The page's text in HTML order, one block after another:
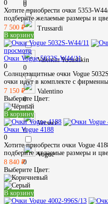
0
Trussardi
0
Valentin Yudashkin
0
Valentino
0
Versace
0
Vogue
0
0
0
Хотите приобрести очки 5353-
подберите желаемые размеры и
7 500 ₽
В корзину
просмотр
Очки Vogue 5032S-W44/11
0
Солнцезащитные очки Vogue
очки идут в комплекте с
7 150 ₽
Выберите Цвет:
В корзину
Очки Vogue 4188
0
Хотите приобрести очки Vogue
подберите желаемые размеры и
8 840 ₽
Выберите Цвет:
В корзину